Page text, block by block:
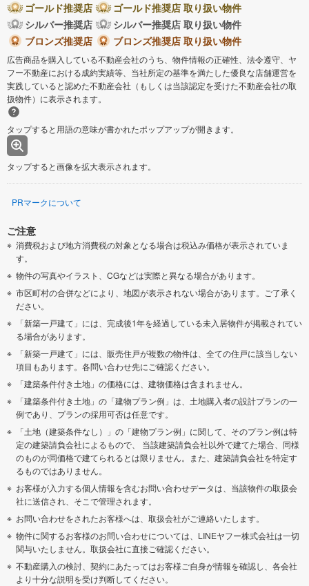
ゴールド推奨店
ゴールド推奨店 取り扱い物件
シルバー推奨店
シルバー推奨店 取り扱い物件
ブロンズ推奨店
ブロンズ推奨店 取り扱い物件
広告商品を購入している不動産会社のうち、物件情報の正確性、法令遵守、ヤ
フー不動産における成約実績等、当社所定の基準を満たした優良な店舗運営を
実践していると認めた不動産会社（もしくは当該認定を受けた不動産会社の取
扱物件）に表示されます。
タップすると用語の意味が書かれたポップアップが開きます。
タップすると画像を拡大表示されます。
PRマークについて
ご注意
消費税および地方消費税の対象となる場合は税込み価格が表示されていま
す。
物件の写真やイラスト、CGなどは実際と異なる場合があります。
市区町村の合併などにより、地図が表示されない場合があります。ご了承く
ださい。
「新築一戸建て」には、完成後1年を経過している未入居物件が掲載されてい
る場合があります。
「新築一戸建て」には、販売住戸が複数の物件は、全ての住戸に該当しない
項目もあります。各問い合わせ先にご確認ください。
「建築条件付き土地」の価格には、建物価格は含まれません。
「建築条件付き土地」の「建物プラン例」は、土地購入者の設計プランの一
例であり、プランの採用可否は任意です。
「土地（建築条件なし）」の「建物プラン例」に関して、そのプラン例は特
定の建築請負会社によるもので、 当該建築請負会社以外で建てた場合、同様
のものが同価格で建てられるとは限りません。また、建築請負会社を特定す
るものではありません。
お客様が入力する個人情報を含むお問い合わせデータは、当該物件の取扱会
社に送信され、そこで管理されます。
お問い合わせをされたお客様へは、取扱会社がご連絡いたします。
物件に関するお客様のお問い合わせについては、LINEヤフー株式会社は一切
関与いたしません。取扱会社に直接ご確認ください。
不動産購入の検討、契約にあたってはお客様ご自身が情報を確認し、各会社
より十分な説明を受け判断してください。